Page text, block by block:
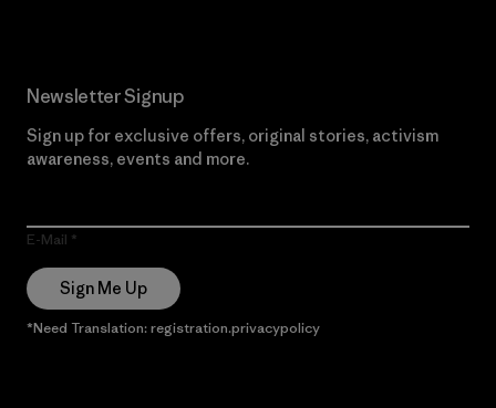
Newsletter Signup
Sign up for exclusive offers, original stories, activism
awareness, events and more.
E-Mail
Sign Me Up
*Need Translation: registration.privacypolicy